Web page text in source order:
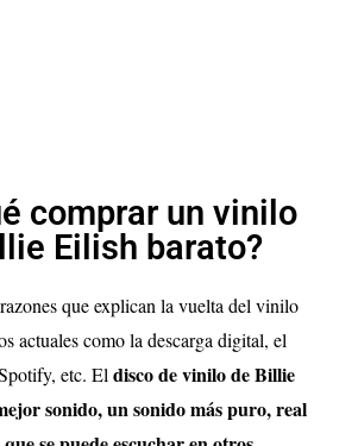
comprar un vinilo
Eilish barato?
que explican la vuelta del vinilo
actuales como la descarga digital, el
etc. El disco de vinilo de Billie
sonido, un sonido más puro, real